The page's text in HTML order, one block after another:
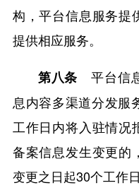
构，平台信息服务提
提供相应服务。
第八条 平台信
息内容多渠道分发服
工作日内将入驻情况
备案信息发生变更的
变更之日起30个工作